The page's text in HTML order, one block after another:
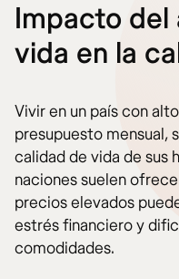
Impacto
vida en la
Vivir en un país con
presupuesto mensual,
calidad de vida de sus
naciones suelen
precios elevados
estrés financiero y
comodidades.